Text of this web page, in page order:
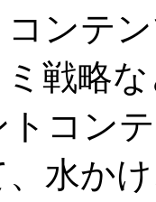
ンテ
戦略
トコン
、水か